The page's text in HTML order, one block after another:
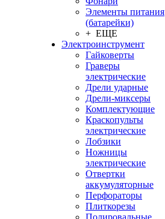
Элементы питания
(батарейки)
+ ЕЩЕ
Электроинструмент
Гайковерты
Граверы
электрические
Дрели ударные
Дрели-миксеры
Комплектующие
Краскопульты
электрические
Лобзики
Ножницы
электрические
Отвертки
аккумуляторные
Перфораторы
Плиткорезы
Полировальные